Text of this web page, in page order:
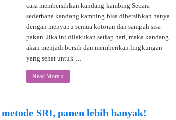
cara membersihkan kandang kambing Secara
sederhana kandang kambing bisa dibersihkan hanya
dengan menyapu semua kotoran dan sampah sisa
pakan. Jika ini dilakukan setiap hari, maka kandang
akan menjadi bersih dan memberikan lingkungan
yang sehat untuk …
Read More »
SRI, panen lebih banyak!